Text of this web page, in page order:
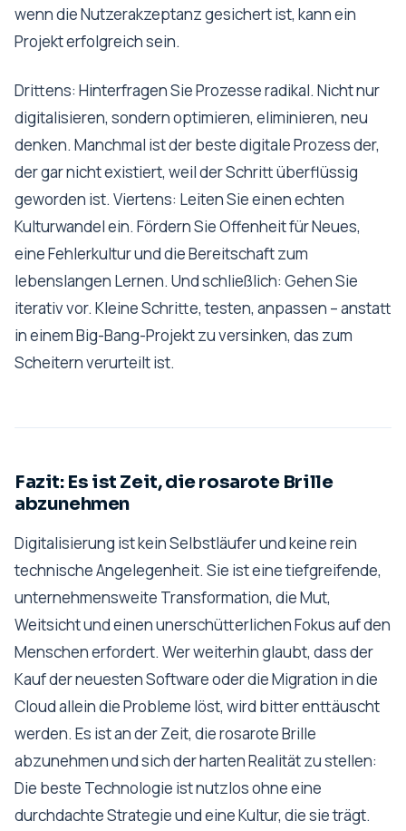
wenn die Nutzerakzeptanz gesichert ist, kann ein
Projekt erfolgreich sein.
Drittens: Hinterfragen Sie Prozesse radikal. Nicht nur
digitalisieren, sondern optimieren, eliminieren, neu
denken. Manchmal ist der beste digitale Prozess der,
der gar nicht existiert, weil der Schritt überflüssig
geworden ist. Viertens: Leiten Sie einen echten
Kulturwandel ein. Fördern Sie Offenheit für Neues,
eine Fehlerkultur und die Bereitschaft zum
lebenslangen Lernen. Und schließlich: Gehen Sie
iterativ vor. Kleine Schritte, testen, anpassen – anstatt
in einem Big-Bang-Projekt zu versinken, das zum
Scheitern verurteilt ist.
Fazit: Es ist Zeit, die rosarote Brille
abzunehmen
Digitalisierung ist kein Selbstläufer und keine rein
technische Angelegenheit. Sie ist eine tiefgreifende,
unternehmensweite Transformation, die Mut,
Weitsicht und einen unerschütterlichen Fokus auf den
Menschen erfordert. Wer weiterhin glaubt, dass der
Kauf der neuesten Software oder die Migration in die
Cloud allein die Probleme löst, wird bitter enttäuscht
werden. Es ist an der Zeit, die rosarote Brille
abzunehmen und sich der harten Realität zu stellen:
Die beste Technologie ist nutzlos ohne eine
durchdachte Strategie und eine Kultur, die sie trägt.